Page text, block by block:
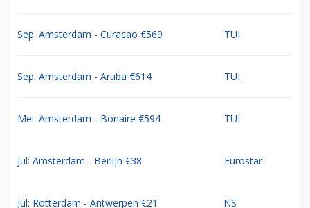
Sep: Amsterdam - Curacao €569 TUI
Sep: Amsterdam - Aruba €614 TUI
Mei: Amsterdam - Bonaire €594 TUI
Jul: Amsterdam - Berlijn €38 Eurostar
Jul: Rotterdam - Antwerpen €21 NS